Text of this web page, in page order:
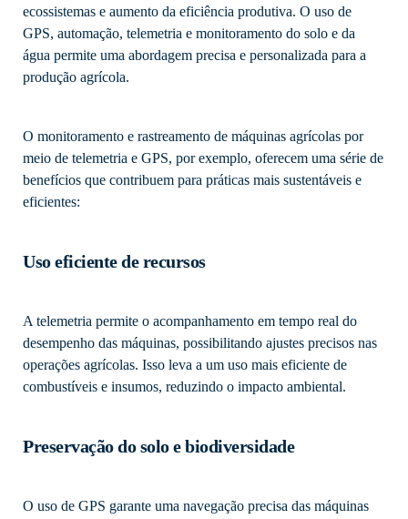
ecossistemas e aumento da eficiência produtiva. O uso de
GPS, automação, telemetria e monitoramento do solo e da
água permite uma abordagem precisa e personalizada para a
produção agrícola.
O monitoramento e rastreamento de máquinas agrícolas por
meio de telemetria e GPS, por exemplo, oferecem uma série de
benefícios que contribuem para práticas mais sustentáveis e
eficientes:
Uso eficiente de recursos
A telemetria permite o acompanhamento em tempo real do
desempenho das máquinas, possibilitando ajustes precisos nas
operações agrícolas. Isso leva a um uso mais eficiente de
combustíveis e insumos, reduzindo o impacto ambiental.
Preservação do solo e biodiversidade
O uso de GPS garante uma navegação precisa das máquinas